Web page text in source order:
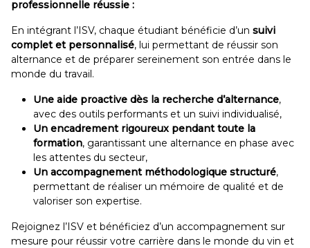
professionnelle réussie :
En intégrant l’ISV, chaque étudiant bénéficie d’un suivi
complet et personnalisé, lui permettant de réussir son
alternance et de préparer sereinement son entrée dans le
monde du travail.
Une aide proactive dès la recherche d’alternance,
avec des outils performants et un suivi individualisé,
Un encadrement rigoureux pendant toute la
formation, garantissant une alternance en phase avec
les attentes du secteur,
Un accompagnement méthodologique structuré,
permettant de réaliser un mémoire de qualité et de
valoriser son expertise.
Rejoignez l’ISV et bénéficiez d’un accompagnement sur
mesure pour réussir votre carrière dans le monde du vin et